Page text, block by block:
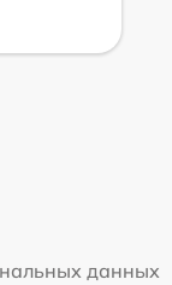
данных